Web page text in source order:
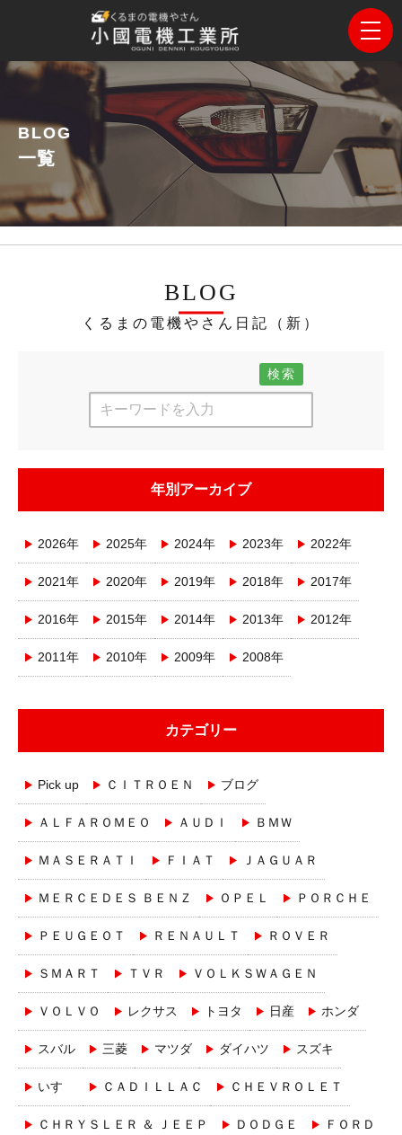
BLOG
一覧
BLOG
くるまの電機やさん日記（新）
検索
年別アーカイブ
2026年 2025年 2024年 2023年 2022年
2021年 2020年 2019年 2018年 2017年
2016年 2015年 2014年 2013年 2012年
2011年 2010年 2009年 2008年
カテゴリー
Pick up ＣＩＴＲＯＥＮ ブログ
ＡＬＦＡＲＯＭＥＯ ＡＵＤＩ ＢＭＷ
ＭＡＳＥＲＡＴＩ ＦＩＡＴ ＪＡＧＵＡＲ
ＭＥＲＣＥＤＥＳ ＢＥＮＺ ＯＰＥＬ ＰＯＲＣＨＥ
ＰＥＵＧＥＯＴ ＲＥＮＡＵＬＴ ＲＯＶＥＲ
ＳＭＡＲＴ ＴＶＲ ＶＯＬＫＳＷＡＧＥＮ
ＶＯＬＶＯ レクサス トヨタ 日産 ホンダ
スバル 三菱 マツダ ダイハツ スズキ
いすゞ ＣＡＤＩＬＬＡＣ ＣＨＥＶＲＯＬＥＴ
ＣＨＲＹＳＬＥＲ ＆ ＪＥＥＰ ＤＯＤＧＥ ＦＯＲＤ